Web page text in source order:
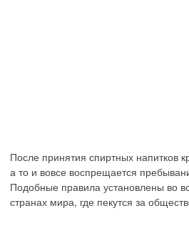
После принятия спиртных напитков
а то и вовсе воспрещается
Подобные правила установлены во
странах мира, где пекутся за